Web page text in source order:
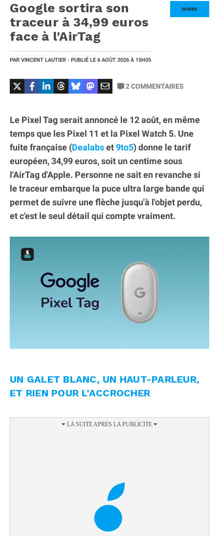
DIVERS
Google sortira son
traceur à 34,99 euros
face à l'AirTag
PAR VINCENT LAUTIER - PUBLIÉ LE 6 AOÛT 2026 À 15H05
2COMMENTAIRES
Le Pixel Tag serait annoncé le 12 août, en même
temps que les Pixel 11 et la Pixel Watch 5. Une
fuite française (Dealabset9to5) donne le tarif
européen, 34,99 euros, soit un centime sous
l'AirTag d'Apple. Personne ne sait en revanche si
le traceur embarque la puce ultra large bande qui
permet de suivre une flèche jusqu'à l'objet perdu,
et c'est le seul détail qui compte vraiment.
UN GALET BLANC, UN HAUT-PARLEUR,
ET RIEN POUR L'ACCROCHER